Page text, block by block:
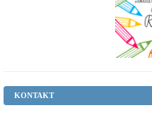
KONTAKT